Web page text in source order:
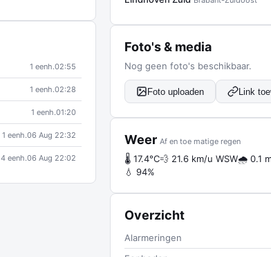
1 eenh.02:55
1 eenh.02:28
1 eenh.01:20
1 eenh.06 Aug 22:32
4 eenh.06 Aug 22:02
Foto's & media
Nog geen foto's beschikbaar.
Foto uploaden Link
Weer Af en toe matige regen
🌡 17.4°C💨 21.6 km/u WSW🌧 0.1
💧 94%
Overzicht
Alarmeringen